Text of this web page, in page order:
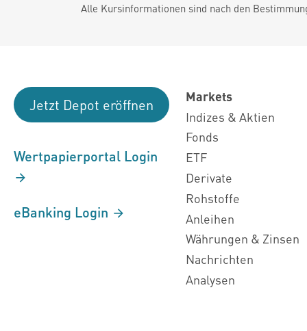
Alle Kursinformationen sind nach den
Jetzt Depot eröffnen
Wertpapierportal Login
eBanking Login
Markets
Indizes & Aktien
Fonds
ETF
Derivate
Rohstoffe
Anleihen
Währungen & Zinsen
Nachrichten
Analysen